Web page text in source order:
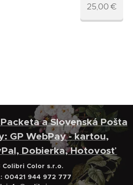
25,00€
a Slovenská Pošta
GP WebPay - kartou,
Dobierka, Hotovosť
Colibri Color s.r.o.
00421 944 972 777